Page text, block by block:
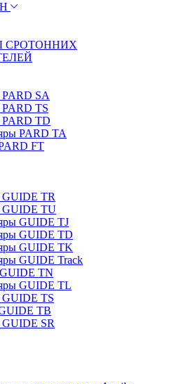
СРОТОННИХ
SA
TS
TD
PARD TA
FT
TR
TU
GUIDE TJ
GUIDE TD
GUIDE TK
GUIDE Track
TN
GUIDE TL
TS
TB
SR